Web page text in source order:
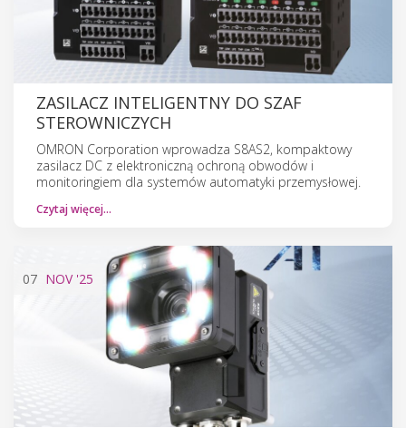
ZASILACZ INTELIGENTNY DO SZAF
STEROWNICZYCH
OMRON Corporation wprowadza S8AS2, kompaktowy
zasilacz DC z elektroniczną ochroną obwodów i
monitoringiem dla systemów automatyki przemysłowej.
Czytaj więcej…
07 NOV'25